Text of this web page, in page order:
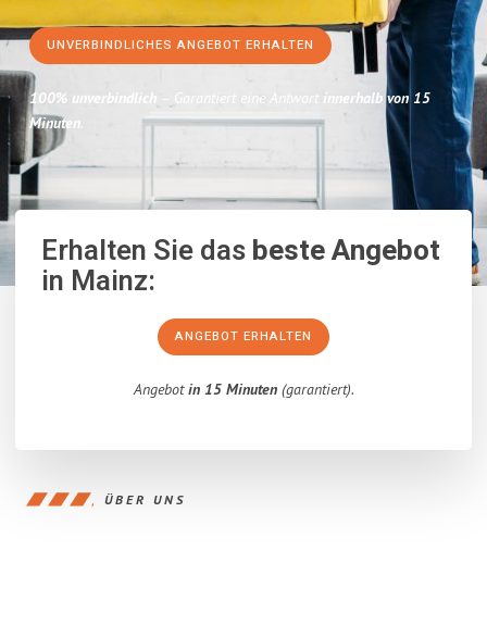
UNVERBINDLICHES ANGEBOT ERHALTEN
100% unverbindlich – Garantiert eine Antwort innerhalb von 15
Minuten.
Erhalten Sie dasbeste Angebot
in Mainz:
ANGEBOT ERHALTEN
Angebotin 15 Minuten(garantiert).
ÜBER UNS